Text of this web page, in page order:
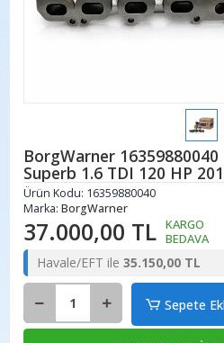
BorgWarner
Superb 1.6 TDI 120 HP
Ürün Kodu: 16359880040
Marka: BorgWarner
37.000,00 TL KARGO
BEDAVA
Havale/EFT ile 35.150,00 TL
Sepete